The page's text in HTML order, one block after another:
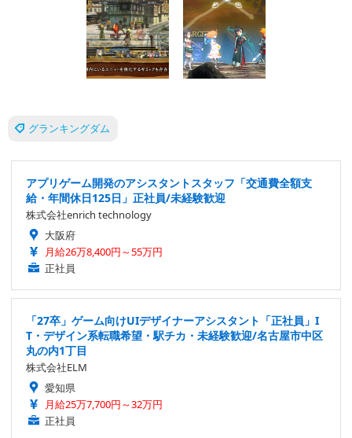
グランキングダム
アプリゲーム開発のアシスタントスタッフ「交通費全額支
給・年間休日125日」正社員/未経験歓迎
株式会社enrich technology
大阪府
月給26万8,400円～55万円
正社員
「27卒」ゲーム向けUIデザイナーアシスタント「正社員」I
T・デザイン系転職希望・駅チカ・未経験歓迎/名古屋市中区
丸の内1丁目
株式会社ELM
愛知県
月給25万7,700円～32万円
正社員